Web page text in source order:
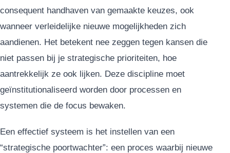
consequent handhaven van gemaakte keuzes, ook
wanneer verleidelijke nieuwe mogelijkheden zich
aandienen. Het betekent nee zeggen tegen kansen die
niet passen bij je strategische prioriteiten, hoe
aantrekkelijk ze ook lijken. Deze discipline moet
geïnstitutionaliseerd worden door processen en
systemen die de focus bewaken.
Een effectief systeem is het instellen van een
“strategische poortwachter”: een proces waarbij nieuwe